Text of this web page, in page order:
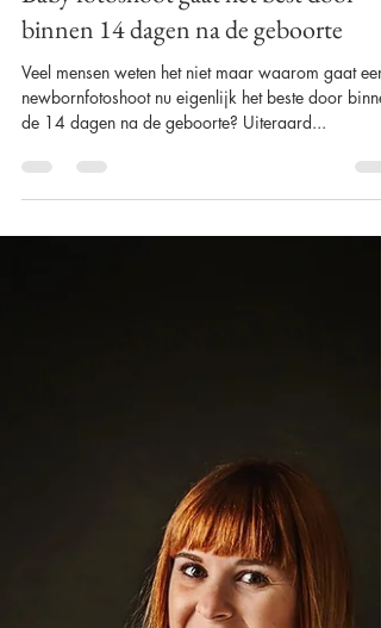
Alison Becu
18 nov 2021
3 minuten om te lezen
Baby fotoshoot gaat het best door
binnen 14 dagen na de geboorte
newbornfotoshoot nu eigenlijk het beste door